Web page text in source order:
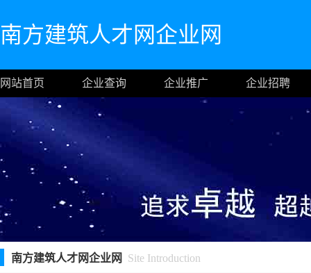
南方建筑人才网企业网
网站首页 企业查询 企业推广 企业招聘
南方建筑人才网企业网 Site Introduction